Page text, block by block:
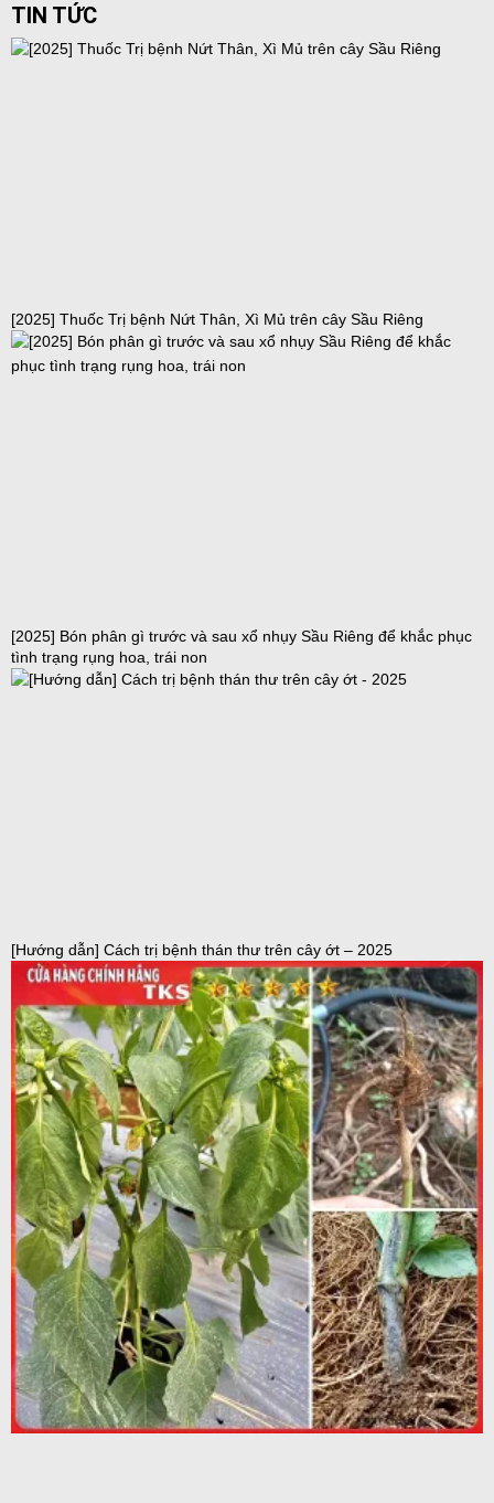
TIN TỨC
[2025] Thuốc Trị bệnh Nứt Thân, Xì Mủ trên cây Sầu Riêng
[2025] Bón phân gì trước và sau xổ nhụy Sầu Riêng để khắc phục
tình trạng rụng hoa, trái non
[Hướng dẫn] Cách trị bệnh thán thư trên cây ớt – 2025